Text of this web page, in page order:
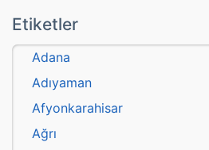
Etiketler
Adana
Adıyaman
Afyonkarahisar
Ağrı